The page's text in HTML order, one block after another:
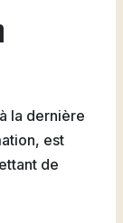
la dernière
est
de